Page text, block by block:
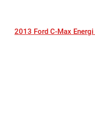
2013 Ford C-Max